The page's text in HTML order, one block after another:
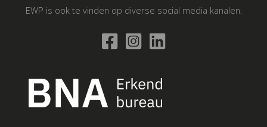
EWP is ook te vinden op diverse social media kanalen.